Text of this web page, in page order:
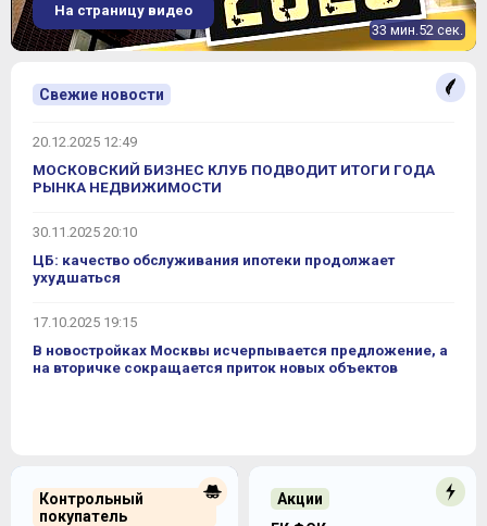
33 мин.52 сек.
На страницу видео
Свежие новости
20.12.2025 12:49
МОСКОВСКИЙ БИЗНЕС КЛУБ ПОДВОДИТ ИТОГИ ГОДА
РЫНКА НЕДВИЖИМОСТИ
30.11.2025 20:10
ЦБ: качество обслуживания ипотеки продолжает
ухудшаться
17.10.2025 19:15
В новостройках Москвы исчерпывается предложение, а
на вторичке сокращается приток новых объектов
Контрольный
покупатель
Акции